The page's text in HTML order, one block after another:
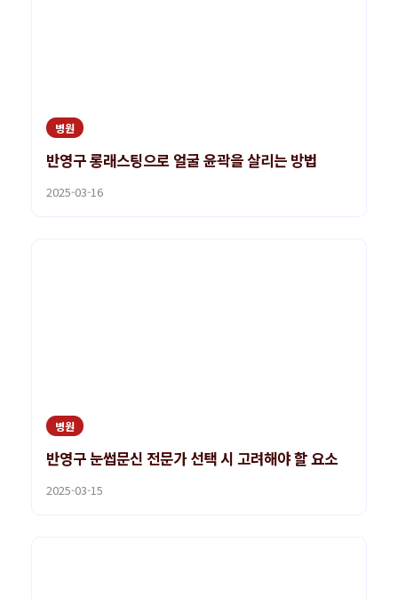
병원
반영구 롱래스팅으로 얼굴 윤곽을 살리는 방법
2025-03-16
병원
반영구 눈썹문신 전문가 선택 시 고려해야 할 요소
2025-03-15